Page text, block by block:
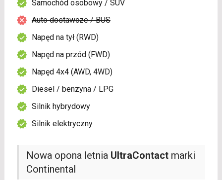
Nowa opona letnia UltraContactmarki
Continental
Samochód osobowy / SUV
Auto dostawcze / BUS
Napęd na tył (RWD)
Napęd na przód (FWD)
Napęd 4x4 (AWD, 4WD)
Diesel / benzyna / LPG
Silnik hybrydowy
Silnik elektryczny